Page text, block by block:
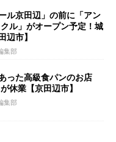
ル京田辺」の前に「アン
ル」がオープン予定！城
市】
集部
った高級食パンのお店
休業【京田辺市】
集部